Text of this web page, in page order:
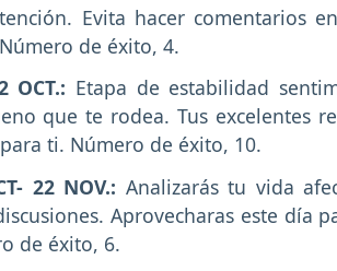
Evita hacer comentarios
de éxito, 4.
OCT.: Etapa de estabilidad
que te rodea. Tus excelentes
ti. Número de éxito, 10.
22 NOV.: Analizarás tu vida
Aprovecharas este día
de éxito, 6.